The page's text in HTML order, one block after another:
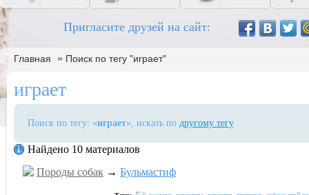
Пригласите друзей на сайт:
Главная » Поиск по тегу "играет"
играет
Поиск по тегу: «играет», искать по другому тегу
Найдено 10 материалов
Породы собак → Бульмастиф